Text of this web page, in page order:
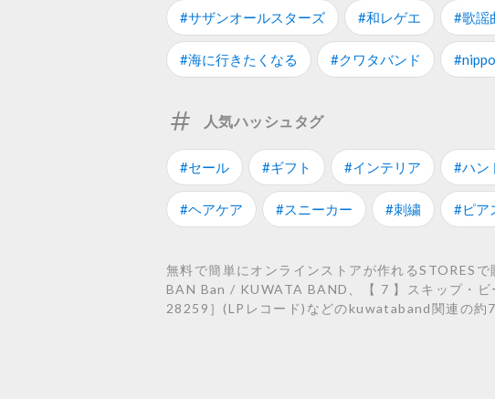
#サザンオールスターズ #和レゲエ #歌謡
#海に行きたくなる #クワタバンド
人気ハッシュタグ
#セール #ギフト #インテリア #ハン
#ヘアケア #スニーカー #刺繍 #ピア
無料で簡単にオンラインストアが作れるSTORES
BAN Ban / KUWATA BAND、【 7 】スキップ・
28259］(LPレコード)などのkuwataband関連の約7